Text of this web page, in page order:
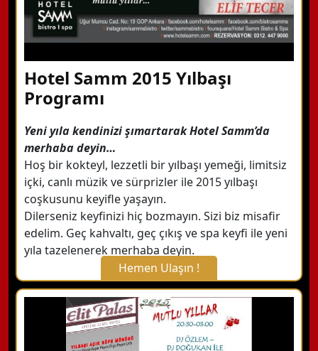
Hotel Samm 2015 Yılbaşı
Programı
Yeni yıla kendinizi şımartarak Hotel Samm’da
merhaba deyin…
Hoş bir kokteyl, lezzetli bir yılbaşı yemeği, limitsiz
içki, canlı müzik ve sürprizler ile 2015 yılbaşı
coşkusunu keyifle yaşayın.
Dilerseniz keyfinizi hiç bozmayın. Sizi biz misafir
edelim. Geç kahvaltı, geç çıkış ve spa keyfi ile yeni
yıla tazelenerek merhaba deyin.
Hemen Ulaşın !
X Kapat
WhatsApp ile Bilgi Alın